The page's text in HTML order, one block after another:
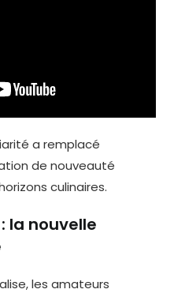
a remplacé
de nouveauté
culinaires.
la nouvelle
les amateurs